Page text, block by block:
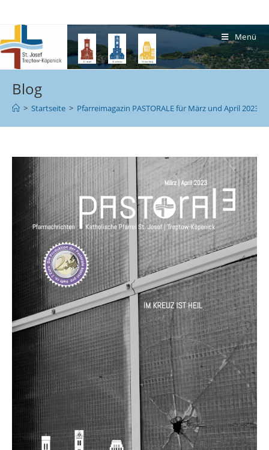
Menü
Blog
> Startseite > Pfarreimagazin PASTORALE für März und April 2023